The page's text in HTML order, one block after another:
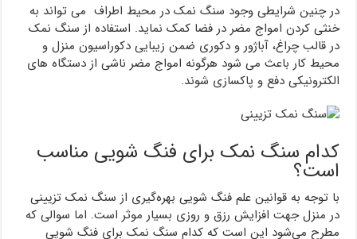
در چنین شرایطی وجود سنگ نمک در محیط اطراف می تواند به
خنثی کردن امواج مضر در فضا کمک نماید. استفاده از سنگ نمک
در قالب چراغ، آباژور و دکوری ضمن زیبایی دکوراسیون منزل و
محیط کار باعث می شود هرگونه امواج مضر ناشی از دستگاه های
الکترونیکی دفع و پاکسازی شوند.
کدام سنگ نمک برای فنگ شویی مناسب
است؟
با توجه به قوانین علم فنگ شویی بهره‌گیری از سنگ نمک تزیینی
در منزل جهت افزایش رزق و روزی بسیار موثر است. اما سوالی که
مطرح می‌شود این است که کدام سنگ نمک برای فنگ شویی